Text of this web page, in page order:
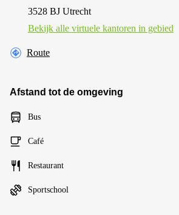
3528 BJ Utrecht
Bekijk alle virtuele kantoren in gebied
Route
Afstand tot de omgeving
Bus
Café
Restaurant
Sportschool